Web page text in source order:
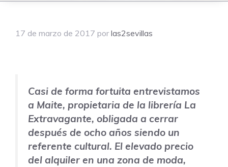
17 de marzo de 2017 por las2sevillas
Casi de forma fortuita entrevistamos
a Maite, propietaria de la librería La
Extravagante, obligada a cerrar
después de ocho años siendo un
referente cultural. El elevado precio
del alquiler en una zona de moda,